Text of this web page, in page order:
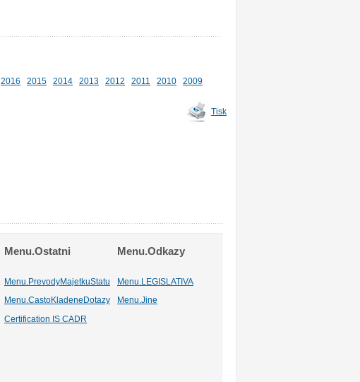
2016 2015 2014 2013 2012 2011 2010
2009
Tisk
Menu.Ostatni Menu.Odkazy
Menu.PrevodyMajetkuStatu
Menu.LEGISLATIVA
Menu.CastoKladeneDotazy Menu.Jine
Certification IS CADR